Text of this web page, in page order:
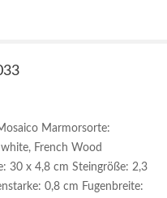
Marmorsorte:
French Wood
30 x 4,8 cm Steingröße: 2,3
0,8 cm Fugenbreite: